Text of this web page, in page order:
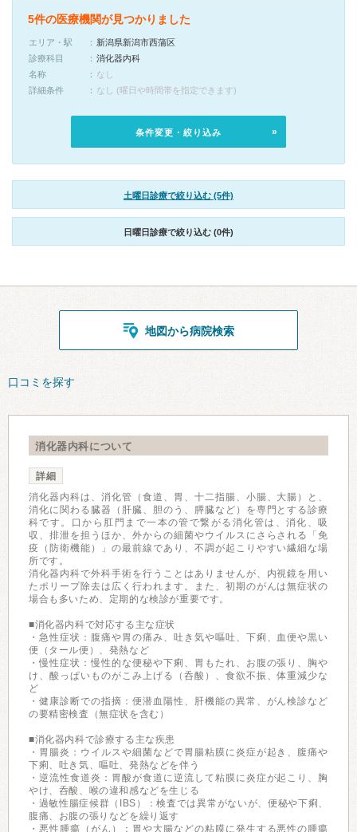
5件の医療機関が見つかりました
エリア・駅
新潟県新潟市西蒲区
診療科目
消化器内科
名称
なし
詳細条件
なし (曜日や時間帯を指定できます)
条件変更・絞り込み
土曜日診療で絞り込む (5件)
日曜日診療で絞り込む (0件)
地図から病院検索
口コミを探す
消化器内科について
詳細
消化器内科は、消化管（食道、胃、十二指腸、小腸、大腸）と、
消化に関わる臓器（肝臓、胆のう、膵臓など）を専門とする診療
科です。口から肛門まで一本の管で繋がる消化管は、消化、吸
収、排泄を担うほか、外からの細菌やウイルスにさらされる「免
疫（防衛機能）」の最前線であり、不調が起こりやすい繊細な場
所です。
消化器内科で外科手術を行うことはありませんが、内視鏡を用い
たポリープ除去は広く行われます。また、初期のがんは無症状の
場合も多いため、定期的な検診が重要です。
■消化器内科で対応する主な症状
・急性症状：腹痛や胃の痛み、吐き気や嘔吐、下痢、血便や黒い
便（タール便）、発熱など
・慢性症状：慢性的な便秘や下痢、胃もたれ、お腹の張り、胸や
け、酸っぱいものがこみ上げる（呑酸）、食欲不振、体重減少な
ど
・健康診断での指摘：便潜血陽性、肝機能の異常、がん検診など
の要精密検査（無症状を含む）
■消化器内科で診療する主な疾患
・胃腸炎：ウイルスや細菌などで胃腸粘膜に炎症が起き、腹痛や
下痢、吐き気、嘔吐、発熱などを伴う
・逆流性食道炎：胃酸が食道に逆流して粘膜に炎症が起こり、胸
やけ、呑酸、喉の違和感などを生じる
・過敏性腸症候群（IBS）：検査では異常がないが、便秘や下痢、
腹痛、お腹の張りなどを繰り返す
・悪性腫瘍（がん）：胃や大腸などの粘膜に発生する悪性の腫瘍